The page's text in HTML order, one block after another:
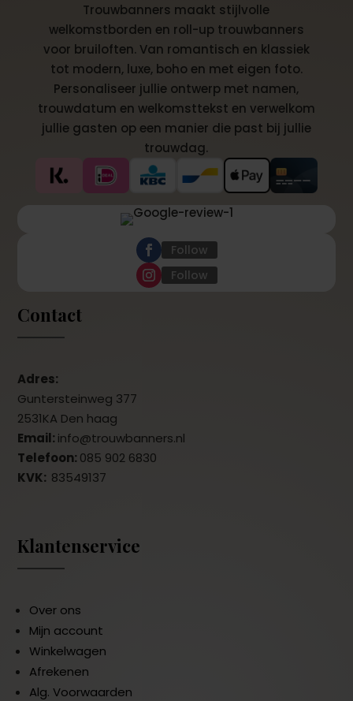
Trouwbanners maakt stijlvolle
welkomstborden en roll-up trouwbanners
voor bruiloften. Van romantisch en klassiek
tot modern, luxe, boho en met eigen foto.
Personaliseer jullie ontwerp met namen,
trouwdatum en welkomsttekst en verwelkom
jullie gasten op een manier die past bij jullie
trouwdag.
Follow
Follow
Contact
Adres:
Guntersteinweg 377
2531KA Den haag
Email: info@trouwbanners.nl
Telefoon:085 902 6830
KVK: 83549137
Klantenservice
Over ons
Mijn account
Winkelwagen
Afrekenen
Alg. Voorwaarden